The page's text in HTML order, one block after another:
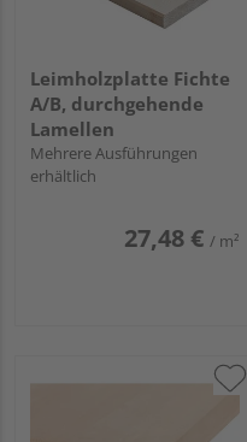
Leimholzplatte Fichte
A/B, durchgehende
Lamellen
Mehrere Ausführungen
erhältlich
27,48 € / m²